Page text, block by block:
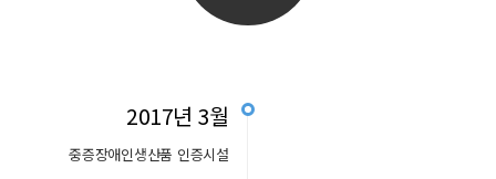
2017년 3월
중증장애인생산품 인증시설